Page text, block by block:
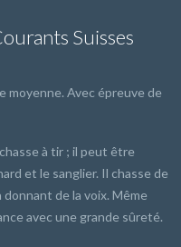
Suisses
moyenne. Avec épreuve de
à tir ; il peut être
et le sanglier. Il chasse de
de la voix. Même
avec une grande sûreté.